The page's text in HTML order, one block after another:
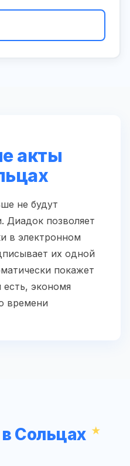
акты
не будут
Диадок позволяет
в электронном
их одной
покажет
экономя
времени
Сольцах